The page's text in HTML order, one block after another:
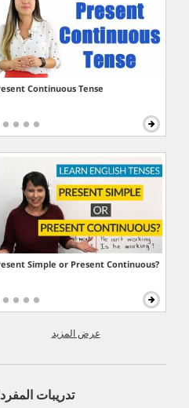
Continuous Tense
Simple or Present Continuous?
عرض المزيد
تدريبات